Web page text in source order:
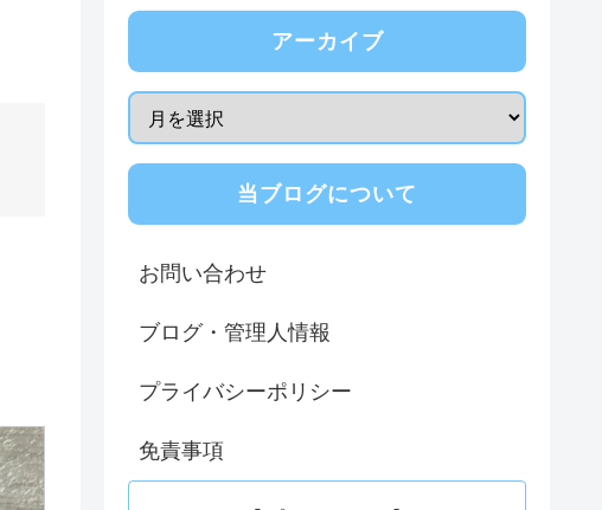
アーカイブ
当ブログについて
お問い合わせ
ブログ・管理人情報
プライバシーポリシー
免責事項